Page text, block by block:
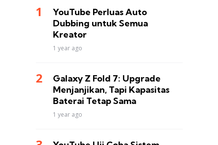
YouTube Perluas Auto
Dubbing untuk Semua
Kreator
1 year ago
Galaxy Z Fold 7: Upgrade
Menjanjikan, Tapi Kapasitas
Baterai Tetap Sama
1 year ago